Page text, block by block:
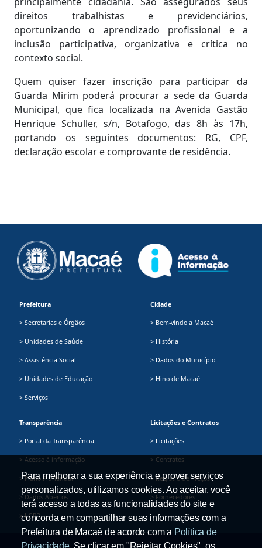
direitos trabalhistas e previdenciários,
oportunizando o aprendizado profissional e a
inclusão participativa, organizativa e crítica no
contexto social.
Quem quiser fazer inscrição para participar da
Guarda Mirim poderá procurar a sede da Guarda
Municipal, que fica localizada na Avenida Gastão
Henrique Schuller, s/n, Botafogo, das 8h às 17h,
portando os seguintes documentos: RG, CPF,
declaração escolar e comprovante de residência.
Prefeitura
> Secretarias e Órgãos
> Unidades de Saúde
> Assistência Social
> Unidades de Educação
> Serviços
Cidade
> Bem-vindo a Macaé
> História
> Dados do Município
> Hino de Macaé
Transparência
> Portal da Transparência
> Acesso à informação
> Plano Plurianual
> Dados Abertos
> LGPD
Licitações e Contratos
> Licitações
> Contratos
> Registro de Preços
> Fornecedores
Para melhorar a sua experiência e prover serviços
personalizados, utilizamos cookies. Ao aceitar, você
terá acesso a todas as funcionalidades do site e
concorda em compartilhar suas informações com a
Prefeitura de Macaé de acordo com a Política de
Privacidade. Se clicar em "Rejeitar Cookies", os